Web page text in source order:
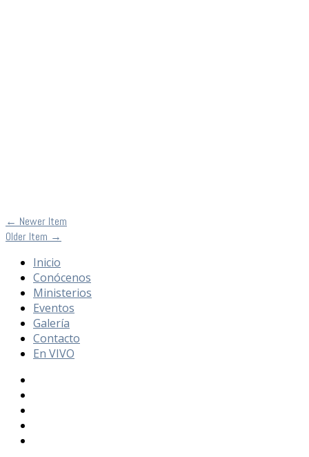
← Newer Item
Older Item →
Inicio
Conócenos
Ministerios
Eventos
Galería
Contacto
En VIVO